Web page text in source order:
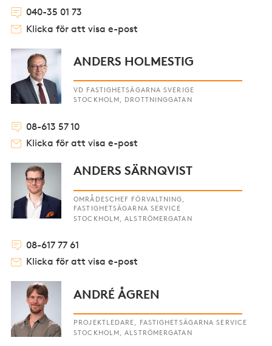
040-35 01 73
Klicka för att visa e-post
ANDERS HOLMESTIG
VD FASTIGHETSÄGARNA SVERIGE
STOCKHOLM, DROTTNINGGATAN
08-613 57 10
Klicka för att visa e-post
ANDERS SÄRNQVIST
OMRÅDESCHEF FÖRVALTNING,
FASTIGHETSÄGARNA SERVICE
STOCKHOLM, ALSTRÖMERGATAN
08-617 77 61
Klicka för att visa e-post
ANDRÉ ÅGREN
PROJEKTLEDARE, FASTIGHETSÄGARNA SERVICE
STOCKHOLM, ALSTRÖMERGATAN